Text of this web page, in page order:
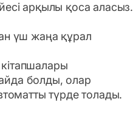
арқылы қоса аласыз.
үш жаңа құрал
болды, олар
түрде толады.